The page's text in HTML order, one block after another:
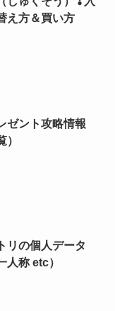
え方＆買い方
ゼント攻略情報
）
リの個人データ
人称 etc）